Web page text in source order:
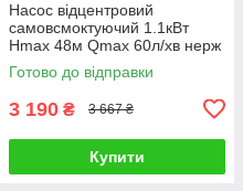
Насос відцентровий
самовсмоктуючий 1.1кВт
Hmax 48м Qmax 60л/хв нерж
WETRON JETS100 (775054)
Готово до відправки
3 190 ₴ 3 667 ₴
Купити